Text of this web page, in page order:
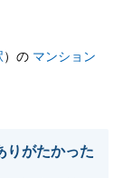
）の マンション
りがたかった